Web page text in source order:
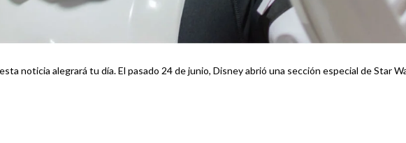
noticia alegrará tu día. El pasado 24 de junio, Disney abrió una sección especial de Star